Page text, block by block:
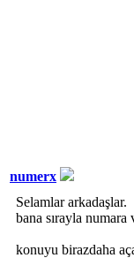
numerx
Selamlar arkadaşlar.
bana sırayla numara
konuyu birazdaha